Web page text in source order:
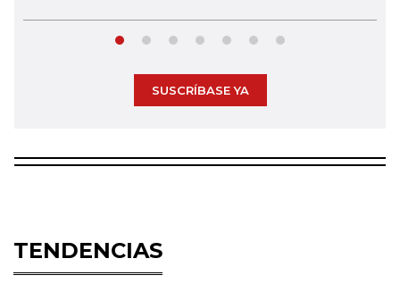
SUSCRÍBASE YA
TENDENCIAS